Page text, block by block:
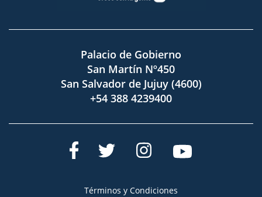
Palacio de Gobierno
San Martín Nº450
San Salvador de Jujuy (4600)
+54 388 4239400
Términos y Condiciones